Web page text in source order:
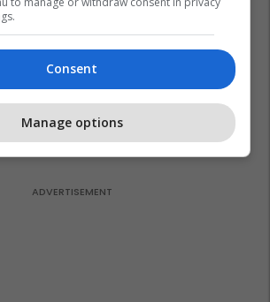
EXPO DIASPORA 2026 mbahet
më 3, 4 dhe 5 gusht në Prishtinë
Expo Prishtina
Consent
Manage options